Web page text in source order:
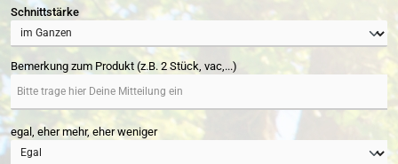
Schnittstärkeauswählen
Bemerkung zum Produkt (z.B. 2 Stück, vac,...)
egal, eher mehr, eher weniger